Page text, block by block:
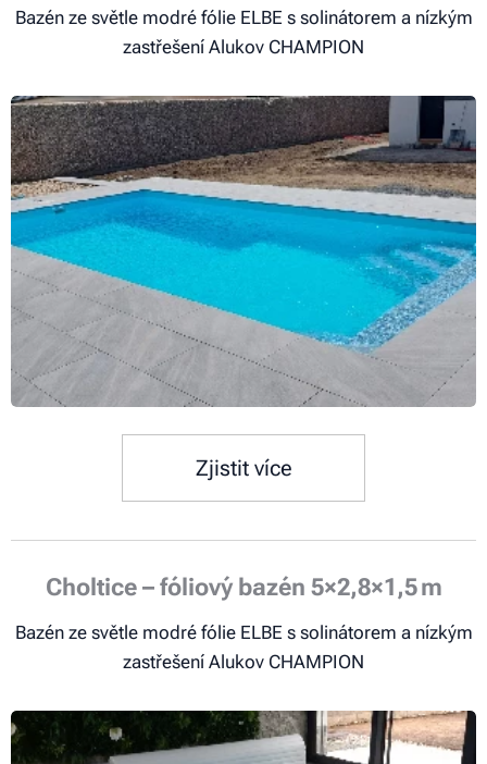
Bazén ze světle modré fólie ELBE s solinátorem a nízkým
zastřešení Alukov CHAMPION
Zjistit více
Choltice – fóliový bazén 5×2,8×1,5 m
Bazén ze světle modré fólie ELBE s solinátorem a nízkým
zastřešení Alukov CHAMPION